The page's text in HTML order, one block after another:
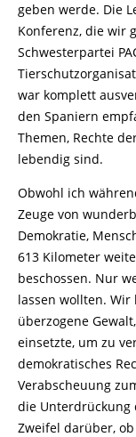
geben werde. Die
Konferenz, die wir
Schwesterpartei
war komplett
den Spaniern
Themen, Rechte
lebendig sind.
Obwohl ich
Zeuge von
Demokratie,
613 Kilometer
beschossen. Nur
lassen wollten.
überzogene
einsetzte, um zu
demokratisches
Verabscheuung
die Unterdrückung
Zweifel darüber,